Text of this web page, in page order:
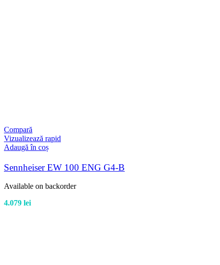
Compară
Vizualizează rapid
Adaugă în coș
Sennheiser EW 100 ENG G4-B
Available on backorder
4.079 lei